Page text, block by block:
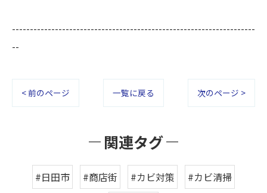
--------------------------------------------------------------------
--
< 前のページ 一覧に戻る 次のページ >
関連タグ
#日田市 #商店街 #カビ対策
#カビ清掃